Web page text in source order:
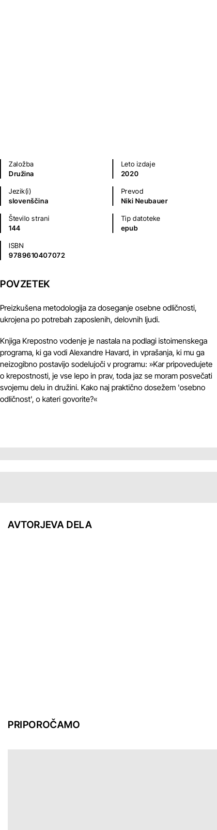
Založba
Družina
Leto izdaje
2020
Jezik(i)
slovenščina
Prevod
Niki Neubauer
Število strani
144
Tip datoteke
epub
ISBN
9789610407072
POVZETEK
Preizkušena metodologija za doseganje osebne odličnosti,
ukrojena po potrebah zaposlenih, delovnih ljudi.
Knjiga Krepostno vodenje je nastala na podlagi istoimenskega
programa, ki ga vodi Alexandre Havard, in vprašanja, ki mu ga
neizogibno postavijo sodelujoči v programu: »Kar pripovedujete
o krepostnosti, je vse lepo in prav, toda jaz se moram posvečati
svojemu delu in družini. Kako naj praktično dosežem 'osebno
odličnost', o kateri govorite?«
AVTORJEVA DELA
PRIPOROČAMO